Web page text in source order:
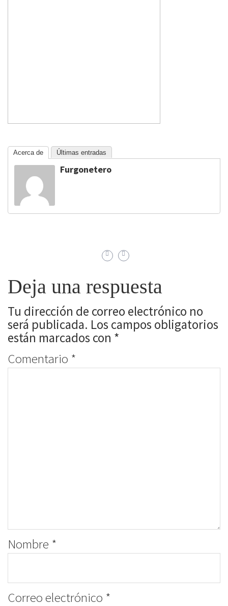
Acerca de Últimas entradas
Furgonetero
Deja una respuesta
Tu dirección de correo electrónico no
será publicada. Los campos obligatorios
están marcados con *
Comentario *
Nombre *
Correo electrónico *